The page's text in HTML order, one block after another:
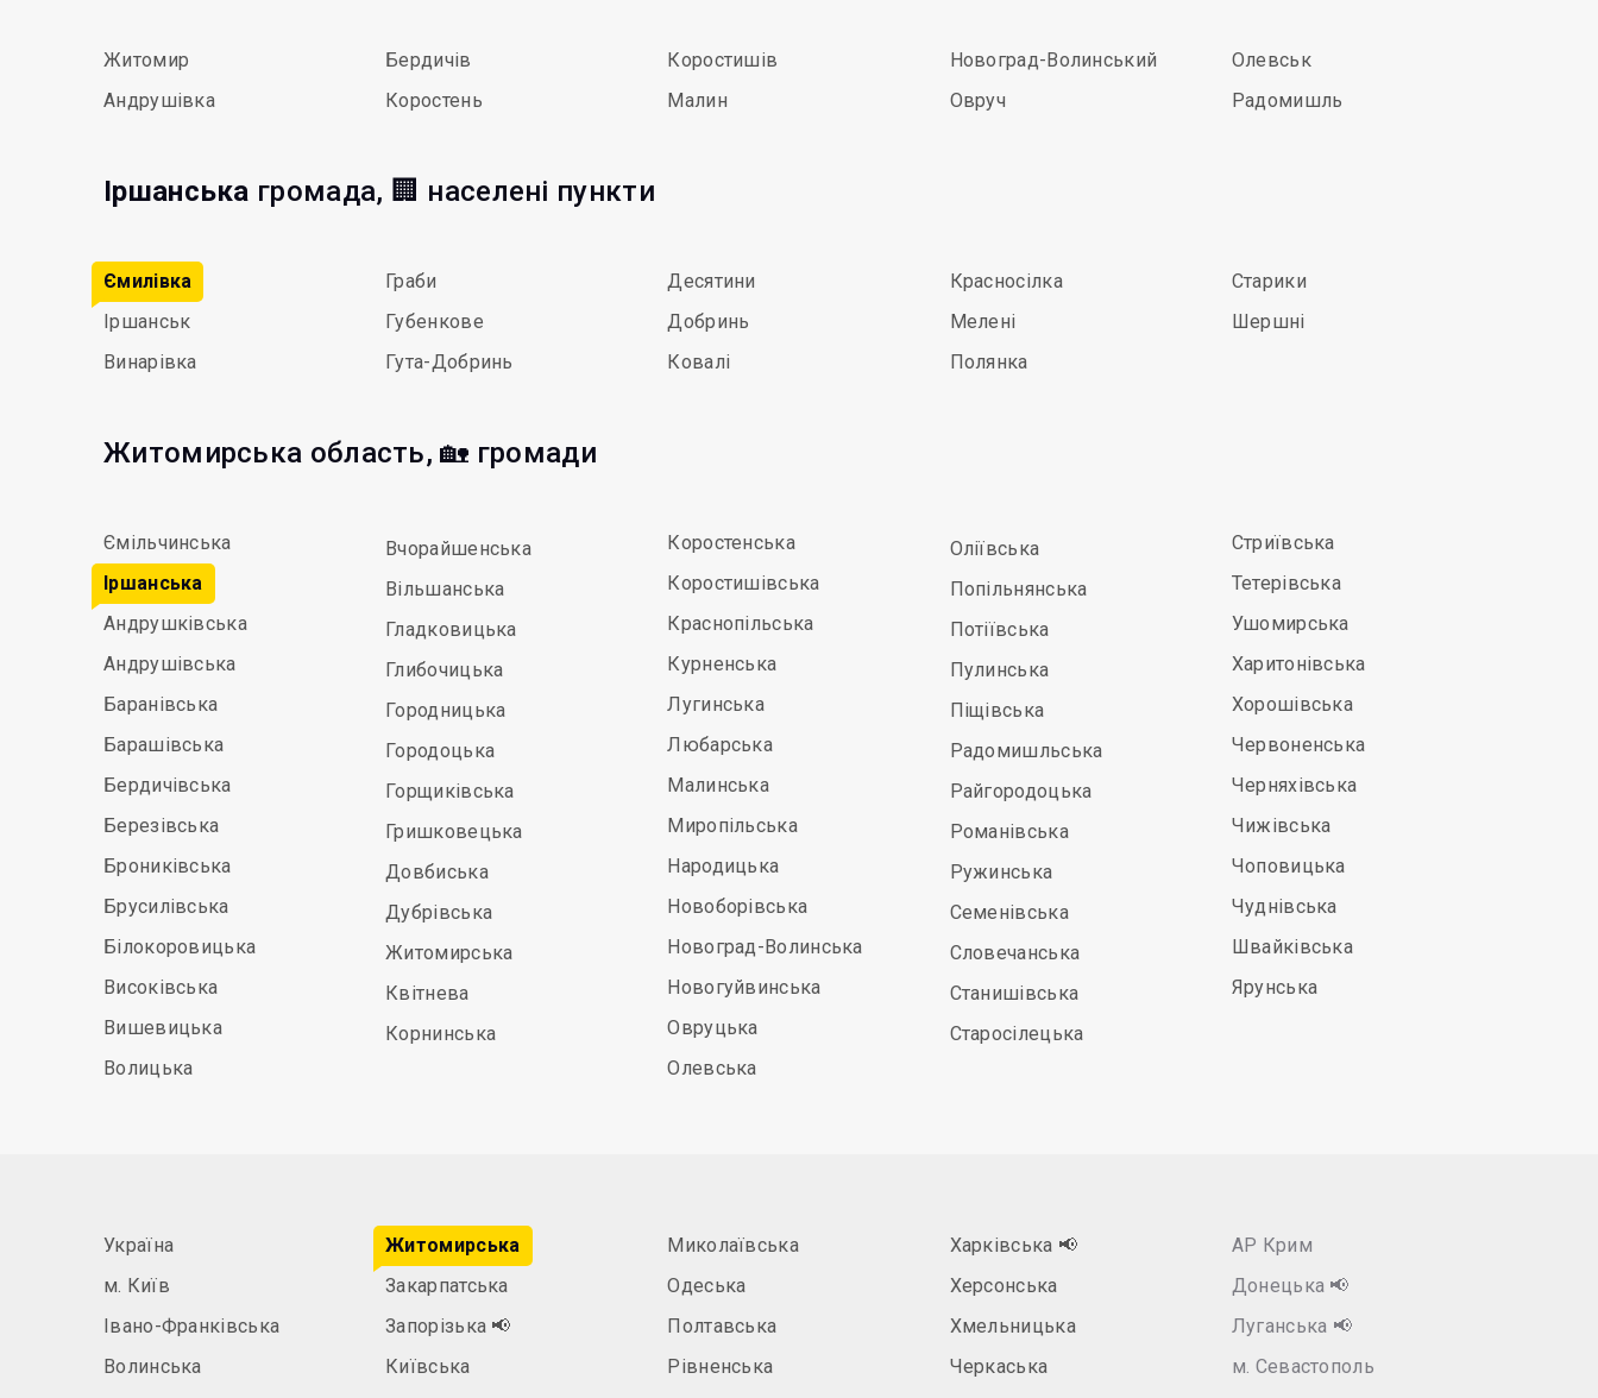
Житомир
Андрушівка
Бердичів
Коростень
Коростишів
Малин
Новоград-Волинський
Овруч
Олевськ
Радомишль
Іршанська громада, 🏢 населені пункти
Ємилівка
Іршанськ
Винарівка
Граби
Губенкове
Гута-Добринь
Десятини
Добринь
Ковалі
Красносілка
Мелені
Полянка
Старики
Шершні
Житомирська область, 🏡 громади
Ємільчинська
Іршанська
Андрушківська
Андрушівська
Баранівська
Барашівська
Бердичівська
Березівська
Брониківська
Брусилівська
Білокоровицька
Високівська
Вишевицька
Волицька
Вчорайшенська
Вільшанська
Гладковицька
Глибочицька
Городницька
Городоцька
Горщиківська
Гришковецька
Довбиська
Дубрівська
Житомирська
Квітнева
Корнинська
Коростенська
Коростишівська
Краснопільська
Курненська
Лугинська
Любарська
Малинська
Миропільська
Народицька
Новоборівська
Новоград-Волинська
Новогуйвинська
Овруцька
Олевська
Оліївська
Попільнянська
Потіївська
Пулинська
Піщівська
Радомишльська
Райгородоцька
Романівська
Ружинська
Семенівська
Словечанська
Станишівська
Старосілецька
Стриївська
Тетерівська
Ушомирська
Харитонівська
Хорошівська
Червоненська
Черняхівська
Чижівська
Чоповицька
Чуднівська
Швайківська
Ярунська
Україна
м. Київ
Івано-Франківська
Волинська
Житомирська
Закарпатська
Запорізька 📢
Київська
Миколаївська
Одеська
Полтавська
Рівненська
Харківська 📢
Херсонська
Хмельницька
Черкаська
АР Крим
Донецька 📢
Луганська 📢
м. Севастополь